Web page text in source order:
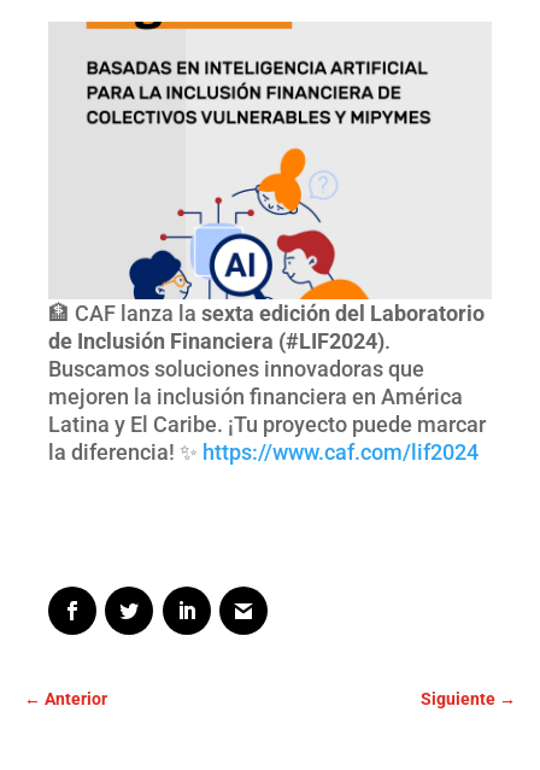
🏦 CAF lanza la sexta edición del Laboratorio
de Inclusión Financiera (#LIF2024).
Buscamos soluciones innovadoras que
mejoren la inclusión financiera en América
Latina y El Caribe. ¡Tu proyecto puede marcar
la diferencia! ✨ https://www.caf.com/lif2024
← Anterior Siguiente →